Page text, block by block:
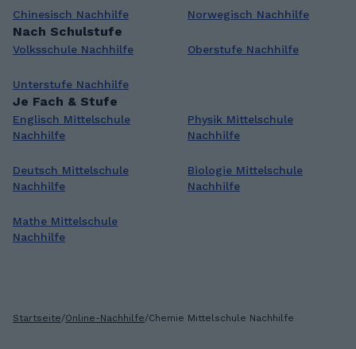
Chinesisch Nachhilfe Norwegisch Nachhilfe
Nach Schulstufe
Volksschule Nachhilfe Oberstufe Nachhilfe
Unterstufe Nachhilfe
Je Fach & Stufe
Englisch Mittelschule
Nachhilfe
Physik Mittelschule
Nachhilfe
Deutsch Mittelschule
Nachhilfe
Biologie Mittelschule
Nachhilfe
Mathe Mittelschule
Nachhilfe
Startseite/Online-Nachhilfe/Chemie Mittelschule Nachhilfe